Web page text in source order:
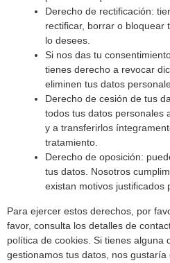
Derecho de rectificación:
rectificar, borrar o bloquear
lo desees.
Si nos das tu
tienes derecho a revocar
eliminen tus datos
Derecho de cesión de tus
todos tus datos personales
y a transferirlos
tratamiento.
Derecho de oposición:
tus datos. Nosotros
existan motivos justificados
Para ejercer estos derechos, por
favor, consulta los detalles de
política de cookies. Si tienes alguna
gestionamos tus datos, nos gustaría